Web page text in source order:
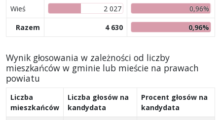
Wieś
2 027
0,96%
Razem
4 630 0,96%
Wynik głosowania w zależności od liczby
mieszkańców w gminie lub mieście na prawach
powiatu
Liczba
mieszkańców
Liczba głosów na
kandydata
Procent głosów na
kandydata